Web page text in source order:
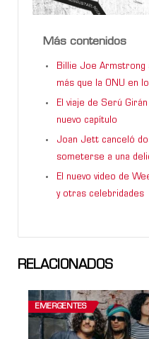
Más contenidos
Billie Joe Armstrong
más que la ONU en
El viaje de Serú
nuevo capítulo
Joan Jett canceló
someterse a una
El nuevo video de
y otras celebridades
RELACIONADOS
EMERGENTES